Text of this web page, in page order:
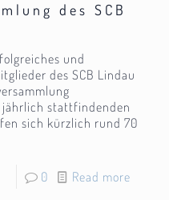
des SCB
und
des SCB Lindau
sich kürzlich rund 70
0 Read more